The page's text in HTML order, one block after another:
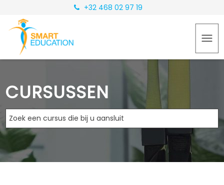
+32 468 02 97 19
CURSUSSEN